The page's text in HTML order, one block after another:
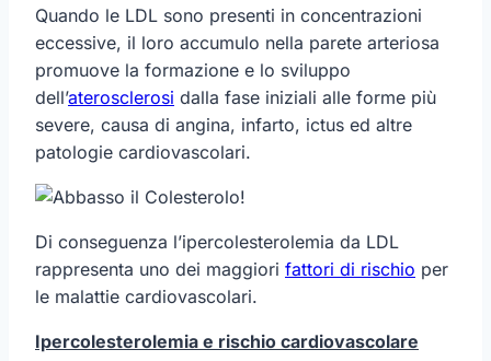
Quando le LDL sono presenti in concentrazioni
eccessive, il loro accumulo nella parete arteriosa
promuove la formazione e lo sviluppo
dell’aterosclerosi dalla fase iniziali alle forme più
severe, causa di angina, infarto, ictus ed altre
patologie cardiovascolari.
Di conseguenza l’ipercolesterolemia da LDL
rappresenta uno dei maggiori fattori di rischio per
le malattie cardiovascolari.
Ipercolesterolemia e rischio cardiovascolare